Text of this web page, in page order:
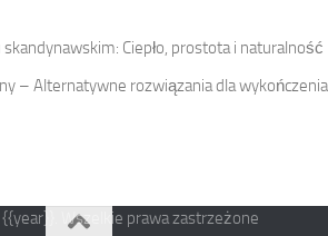
Ciepło, prostota i naturalność
– Alternatywne rozwiązania dla wykończenia
Wszelkie prawa zastrzeżone